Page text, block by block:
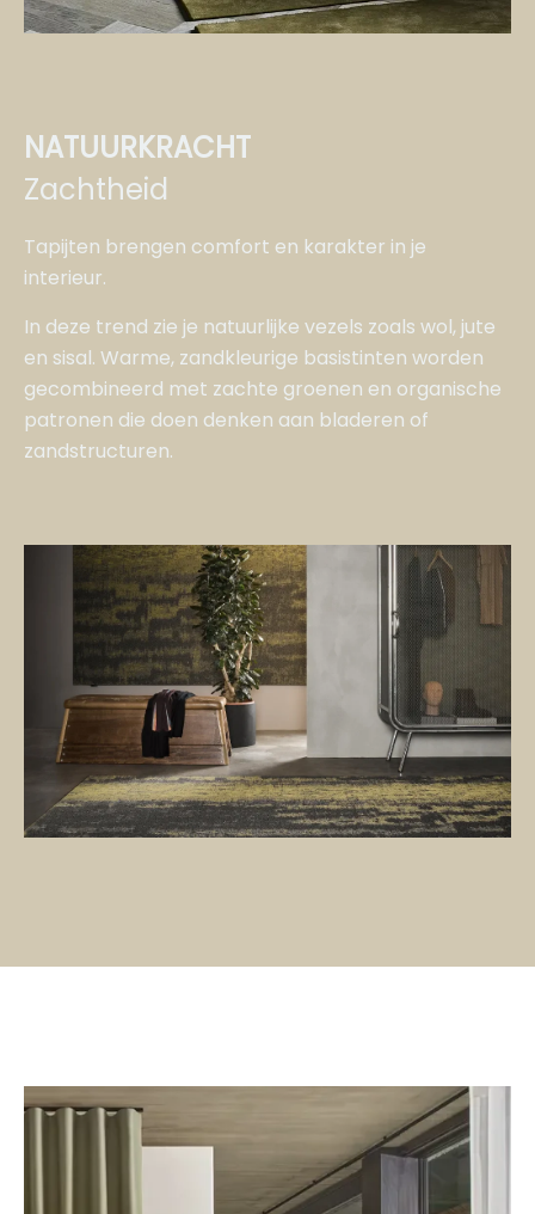
NATUURKRACHT
Zachtheid
Tapijten brengen comfort en karakter in je
interieur.
In deze trend zie je natuurlijke vezels zoals wol, jute
en sisal. Warme, zandkleurige basistinten worden
gecombineerd met zachte groenen en organische
patronen die doen denken aan bladeren of
zandstructuren.